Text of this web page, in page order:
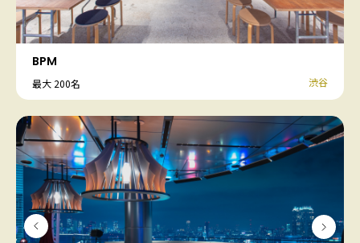
BPM
最大 200名 渋谷